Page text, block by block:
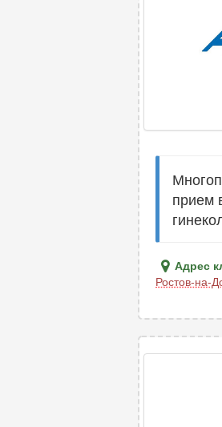
прием
Адрес
Ростов-на-